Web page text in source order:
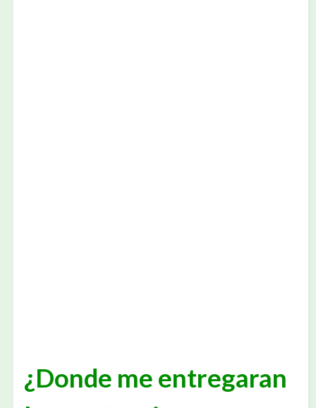
¿Donde me entregaran